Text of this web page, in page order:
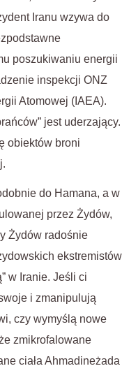
Iranu wzywa do
poszukiwaniu energii
inspekcji ONZ
Atomowej (IAEA).
jest uderzający.
obiektów broni
do Hamana, a w
przez Żydów,
Żydów radośnie
ekstremistów
w Iranie. Jeśli ci
i zmanipulują
czy wymyślą nowe
zmikrofalowane
ciała Ahmadineżada